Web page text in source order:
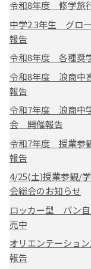
令和8年度 修学旅
中学2.3年生 グロ
報告
令和8年度 各種奨
令和8年度 浪商中
報告
令和7年度 浪商中
会 開催報告
令和7年度 授業参
報告
4/25(土)授業参観/
会総会のお知らせ
ロッカー型 パン
売中
オリエンテーション
報告